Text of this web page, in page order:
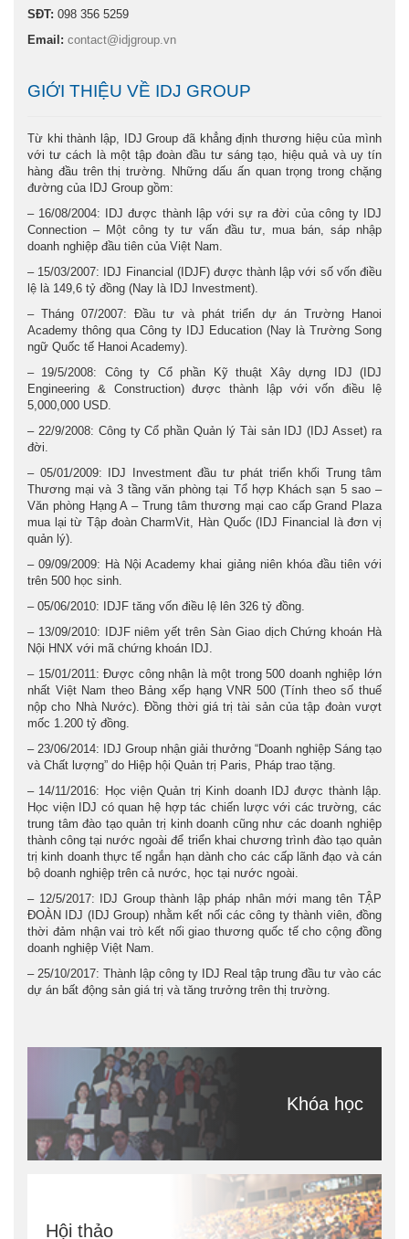
SĐT: 098 356 5259
Email: contact@idjgroup.vn
GIỚI THIỆU VỀ IDJ GROUP
Từ khi thành lập, IDJ Group đã khẳng định thương hiệu của mình
với tư cách là một tập đoàn đầu tư sáng tạo, hiệu quả và uy tín
hàng đầu trên thị trường. Những dấu ấn quan trọng trong chặng
đường của IDJ Group gồm:
– 16/08/2004: IDJ được thành lập với sự ra đời của công ty IDJ
Connection – Một công ty tư vấn đầu tư, mua bán, sáp nhập
doanh nghiệp đầu tiên của Việt Nam.
– 15/03/2007: IDJ Financial (IDJF) được thành lập với số vốn điều
lệ là 149,6 tỷ đồng (Nay là IDJ Investment).
– Tháng 07/2007: Đầu tư và phát triển dự án Trường Hanoi
Academy thông qua Công ty IDJ Education (Nay là Trường Song
ngữ Quốc tế Hanoi Academy).
– 19/5/2008: Công ty Cổ phần Kỹ thuật Xây dựng IDJ (IDJ
Engineering & Construction) được thành lập với vốn điều lệ
5,000,000 USD.
– 22/9/2008: Công ty Cổ phần Quản lý Tài sản IDJ (IDJ Asset) ra
đời.
– 05/01/2009: IDJ Investment đầu tư phát triển khối Trung tâm
Thương mại và 3 tầng văn phòng tại Tổ hợp Khách sạn 5 sao –
Văn phòng Hạng A – Trung tâm thương mại cao cấp Grand Plaza
mua lại từ Tập đoàn CharmVit, Hàn Quốc (IDJ Financial là đơn vị
quản lý).
– 09/09/2009: Hà Nội Academy khai giảng niên khóa đầu tiên với
trên 500 học sinh.
– 05/06/2010: IDJF tăng vốn điều lệ lên 326 tỷ đồng.
– 13/09/2010: IDJF niêm yết trên Sàn Giao dịch Chứng khoán Hà
Nội HNX với mã chứng khoán IDJ.
– 15/01/2011: Được công nhận là một trong 500 doanh nghiệp lớn
nhất Việt Nam theo Bảng xếp hạng VNR 500 (Tính theo số thuế
nộp cho Nhà Nước). Đồng thời giá trị tài sản của tập đoàn vượt
mốc 1.200 tỷ đồng.
– 23/06/2014: IDJ Group nhận giải thưởng “Doanh nghiệp Sáng tạo
và Chất lượng” do Hiệp hội Quản trị Paris, Pháp trao tặng.
– 14/11/2016: Học viện Quản trị Kinh doanh IDJ được thành lập.
Học viện IDJ có quan hệ hợp tác chiến lược với các trường, các
trung tâm đào tạo quản trị kinh doanh cũng như các doanh nghiệp
thành công tại nước ngoài để triển khai chương trình đào tạo quản
trị kinh doanh thực tế ngắn hạn dành cho các cấp lãnh đạo và cán
bộ doanh nghiệp trên cả nước, học tại nước ngoài.
– 12/5/2017: IDJ Group thành lập pháp nhân mới mang tên TẬP
ĐOÀN IDJ (IDJ Group) nhằm kết nối các công ty thành viên, đồng
thời đảm nhận vai trò kết nối giao thương quốc tế cho cộng đồng
doanh nghiệp Việt Nam.
– 25/10/2017: Thành lập công ty IDJ Real tập trung đầu tư vào các
dự án bất động sản giá trị và tăng trưởng trên thị trường.
Khóa học
Hội thảo